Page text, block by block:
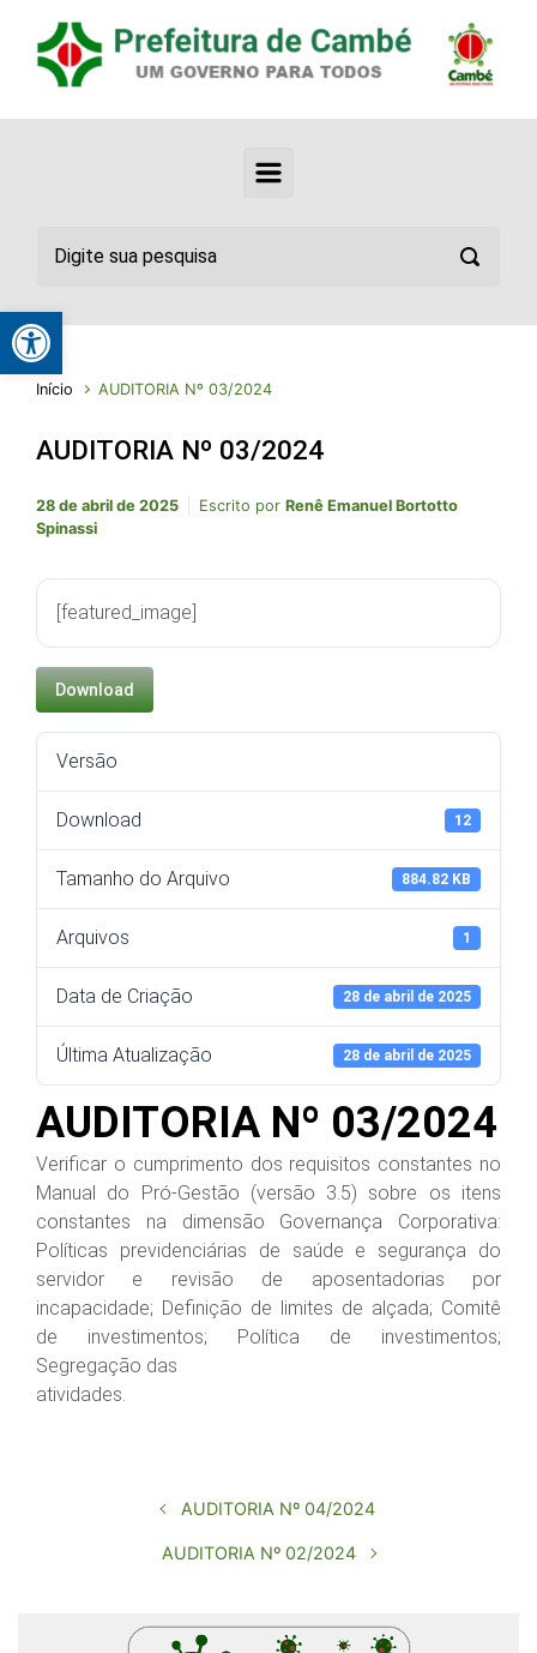
Início AUDITORIA Nº 03/2024
AUDITORIA Nº 03/2024
28 de abril de 2025 Escrito por Renê Emanuel Bortotto
Spinassi
[featured_image]
Download
Versão
Download 12
Tamanho do Arquivo 884.82 KB
Arquivos 1
Data de Criação 28 de abril de 2025
Última Atualização 28 de abril de 2025
AUDITORIA Nº 03/2024
Verificar o cumprimento dos requisitos constantes no
Manual do Pró-Gestão (versão 3.5) sobre os itens
constantes na dimensão Governança Corporativa:
Políticas previdenciárias de saúde e segurança do
servidor e revisão de aposentadorias por
incapacidade; Definição de limites de alçada; Comitê
de investimentos; Política de investimentos;
Segregação das
atividades.
AUDITORIA Nº 04/2024
AUDITORIA Nº 02/2024
Abrir a barra de ferramentas